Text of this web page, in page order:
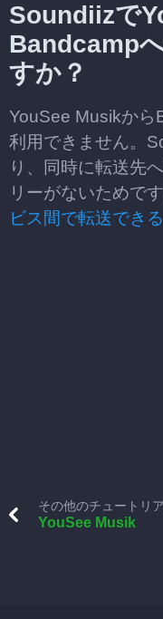
Soundiizで
Bandcamp
すか？
YouSee Musikから
利用できません。
り、同時に転送先
リーがないためで
ビス間で転送でき
その他のチュートリ
YouSee Musik